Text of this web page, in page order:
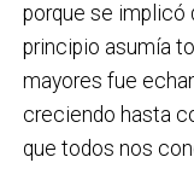
porque se implicó
principio asumía
mayores fue
creciendo hasta
que todos nos